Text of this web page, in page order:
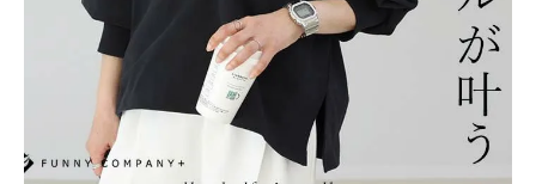
ノーカラーハ
ーフジッププ
ルオーバー
¥ (税込)